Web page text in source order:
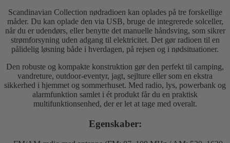
Scandinavian Collection nødradioen kan oplades på tre forskellige
måder. Du kan oplade den via USB, bruge de integrerede solceller,
når du er udendørs, eller benytte det manuelle håndsving, som sikrer
strømforsyning uden adgang til elektricitet. Det gør radioen til en
pålidelig løsning både i hverdagen, på rejsen og i nødsituationer.
Den robuste og kompakte konstruktion gør den perfekt til camping,
vandreture, outdoor-eventyr, jagt, sejlture eller som en ekstra
sikkerhed i hjemmet og sommerhuset. Med radio, lys, powerbank og
alarmfunktion samlet i ét produkt får du en praktisk
multifunktionsenhed, der er let at tage med overalt.
Egenskaber: